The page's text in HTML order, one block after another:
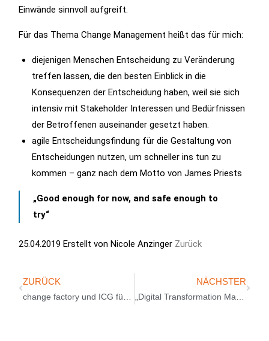
Einwände sinnvoll aufgreift.
Für das Thema Change Management heißt das für mich:
diejenigen Menschen Entscheidung zu Veränderung
treffen lassen, die den besten Einblick in die
Konsequenzen der Entscheidung haben, weil sie sich
intensiv mit Stakeholder Interessen und Bedürfnissen
der Betroffenen auseinander gesetzt haben.
agile Entscheidungsfindung für die Gestaltung von
Entscheidungen nutzen, um schneller ins tun zu
kommen – ganz nach dem Motto von James Priests
„Good enough for now, and safe enough to
try“
25.04.2019 Erstellt von Nicole Anzinger Zurück
ZURÜCK
change factory und ICG führen erfolgreich erstes gemeinsames Seminar „Leading for Agility“ durch
NÄCHSTER
„Digital Transformation Manager“ Seminar